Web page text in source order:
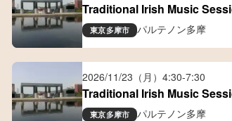
Traditional Irish Music
東京多摩市 パルテノン多摩
2026/11/23（月） 4:30-7:30
Traditional Irish Music
東京多摩市 パルテノン多摩